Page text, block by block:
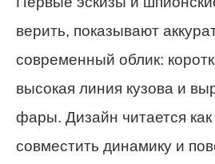
верить, показывают
современный облик:
высокая линия кузова и
фары. Дизайн читается как
совместить динамику и